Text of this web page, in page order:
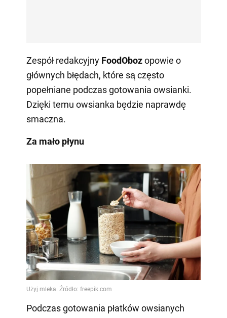
Zespół redakcyjny FoodObozopowie o
głównych błędach, które są często
popełniane podczas gotowania owsianki.
Dzięki temu owsianka będzie naprawdę
smaczna.
Za mało płynu
Podczas gotowania płatków owsianych